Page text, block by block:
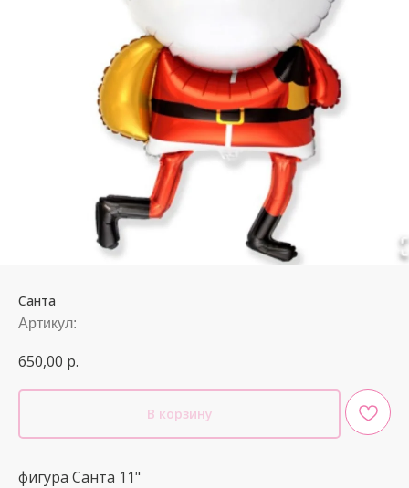
Санта
Артикул:
650,00 р.
В корзину
фигура Санта 11"